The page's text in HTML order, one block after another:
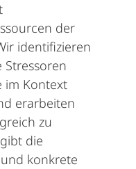
der
identifizieren
im Kontext
erarbeiten
zu
die
konkrete